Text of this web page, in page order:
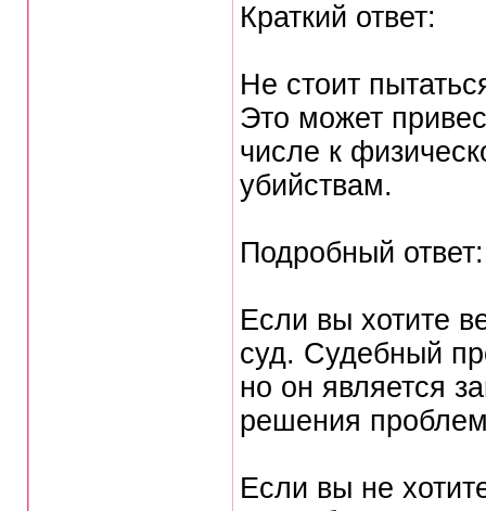
Краткий ответ:
Не стоит
Это может
числе к
убийствам.
Подробный ответ:
Если вы хотите
суд. Судебный
но он является
решения
Если вы не